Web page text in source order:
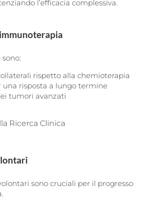
l’efficacia complessiva.
rispetto alla chemioterapia
una risposta a lungo termine
tumori avanzati
Ricerca Clinica
sono cruciali per il progresso